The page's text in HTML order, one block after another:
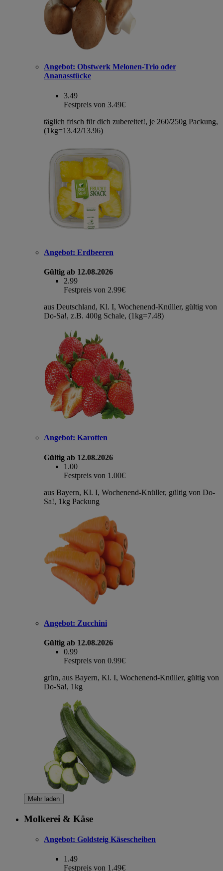
Angebot: Obstwerk Melonen-Trio oder
Ananasstücke
3.49
Festpreis von 3.49€
täglich frisch für dich zubereitet!, je 260/250g Packung,
(1kg=13.42/13.96)
Angebot: Erdbeeren
Gültig ab 12.08.2026
2.99
Festpreis von 2.99€
aus Deutschland, Kl. I, Wochenend-Knüller, gültig von
Do-Sa!, z.B. 400g Schale, (1kg=7.48)
Angebot: Karotten
Gültig ab 12.08.2026
1.00
Festpreis von 1.00€
aus Bayern, Kl. I, Wochenend-Knüller, gültig von Do-
Sa!, 1kg Packung
Angebot: Zucchini
Gültig ab 12.08.2026
0.99
Festpreis von 0.99€
grün, aus Bayern, Kl. I, Wochenend-Knüller, gültig von
Do-Sa!, 1kg
Mehr laden
Molkerei & Käse
Angebot: Goldsteig Käsescheiben
1.49
Festpreis von 1.49€